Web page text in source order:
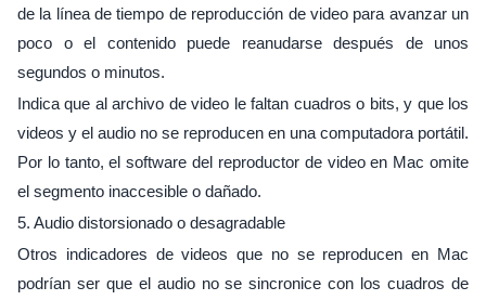
de la línea de tiempo de reproducción de video para avanzar un
poco o el contenido puede reanudarse después de unos
segundos o minutos.
Indica que al archivo de video le faltan cuadros o bits, y que los
videos y el audio no se reproducen en una computadora portátil.
Por lo tanto, el software del reproductor de video en Mac omite
el segmento inaccesible o dañado.
5. Audio distorsionado o desagradable
Otros indicadores de videos que no se reproducen en Mac
podrían ser que el audio no se sincronice con los cuadros de